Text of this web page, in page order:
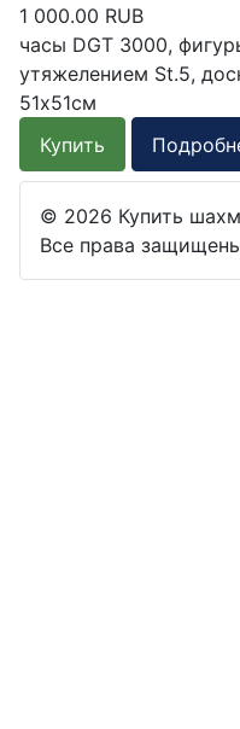
1 000.00 RUB
часы DGT 3000,
утяжелением St.5,
51х51см
Купить
© 2026 Купить
Все права